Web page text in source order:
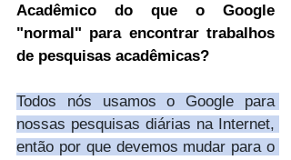
Acadêmico do que o Google
"normal" para encontrar trabalhos
de pesquisas acadêmicas?
Todos nós usamos o Google para
nossas pesquisas diárias na Internet,
então por que devemos mudar para o